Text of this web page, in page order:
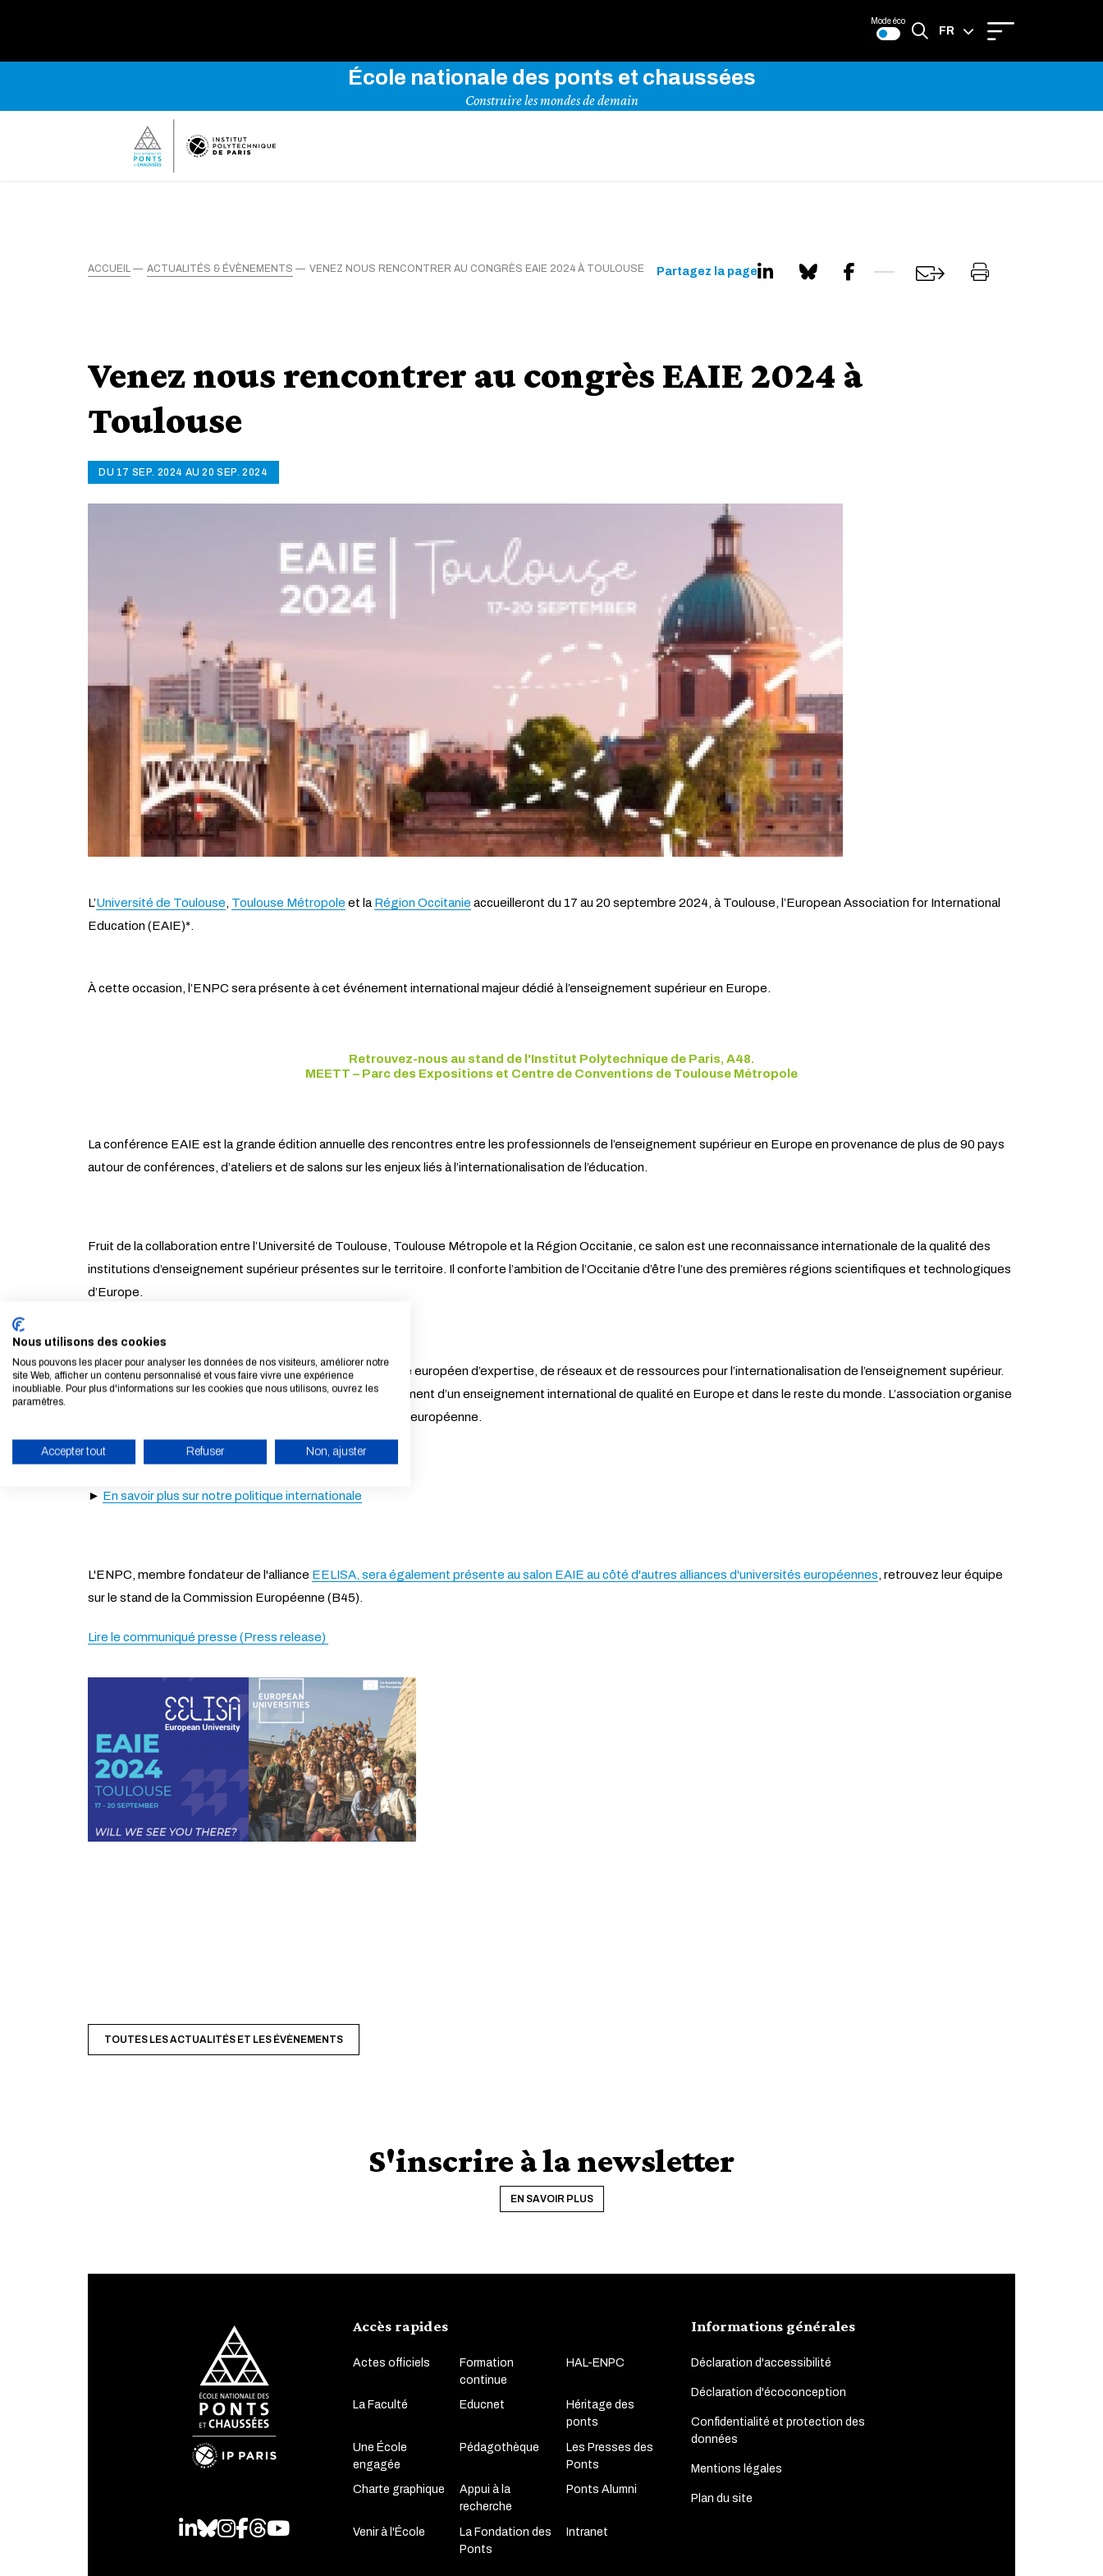
Mode éco
FR
École nationale des ponts et chaussées
Construire les mondes de demain
ACCUEIL ACTUALITÉS & ÉVÈNEMENTS VENEZ NOUS RENCONTRER AU CONGRÈS EAIE 2024 À TOULOUSE Partagez la page
Venez nous rencontrer au congrès EAIE 2024 à
Toulouse
DU 17 SEP. 2024 AU 20 SEP. 2024
L’Université de Toulouse, Toulouse Métropole et la Région Occitanie accueilleront du 17 au 20 septembre 2024, à Toulouse, l’European Association for International
Education (EAIE)*.
À cette occasion, l’ENPC sera présente à cet événement international majeur dédié à l’enseignement supérieur en Europe.
Retrouvez-nous au stand de l'Institut Polytechnique de Paris, A48.
MEETT – Parc des Expositions et Centre de Conventions de Toulouse Métropole
La conférence EAIE est la grande édition annuelle des rencontres entre les professionnels de l’enseignement supérieur en Europe en provenance de plus de 90 pays
autour de conférences, d’ateliers et de salons sur les enjeux liés à l’internationalisation de l’éducation.
Fruit de la collaboration entre l’Université de Toulouse, Toulouse Métropole et la Région Occitanie, ce salon est une reconnaissance internationale de la qualité des
institutions d’enseignement supérieur présentes sur le territoire. Il conforte l’ambition de l’Occitanie d’être l’une des premières régions scientifiques et technologiques
d’Europe.
*À propos de l’EAIE : Fondée en 1989, l’EAIE est le centre européen d’expertise, de réseaux et de ressources pour l’internationalisation de l’enseignement supérieur.
L’association se consacre à la promotion et au développement d’un enseignement international de qualité en Europe et dans le reste du monde. L’association organise
un salon de référence chaque année dans une grande ville européenne.
►En savoir plus sur l'EAIE
► En savoir plus sur notre politique internationale
L'ENPC, membre fondateur de l'alliance EELISA, sera également présente au salon EAIE au côté d'autres alliances d'universités européennes, retrouvez leur équipe
sur le stand de la Commission Européenne (B45).
Lire le communiqué presse (Press release)
TOUTES LES ACTUALITÉS ET LES ÉVÈNEMENTS
S'inscrire à la newsletter
EN SAVOIR PLUS
LinkedIn
Bluesky
Instagram
Facebook
ThreadsYoutube
Accès rapides
Actes officiels
Formation
continue
HAL-ENPC
La Faculté Educnet
Héritage des
ponts
Une École
engagée
Pédagothèque
Les Presses des
Ponts
Charte graphique
Appui à la
recherche
Ponts Alumni
Venir à l'École
La Fondation des
Ponts
Intranet
Informations générales
Déclaration d'accessibilité
Déclaration d'écoconception
Confidentialité et protection des
données
Mentions légales
Plan du site
Nous utilisons des cookies
Nous pouvons les placer pour analyser les données de nos visiteurs, améliorer notre
site Web, afficher un contenu personnalisé et vous faire vivre une expérience
inoubliable. Pour plus d'informations sur les cookies que nous utilisons, ouvrez les
paramètres.
Accepter tout Refuser Non, ajuster